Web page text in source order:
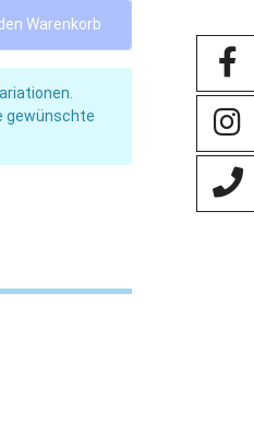
Warenkorb
gewünschte